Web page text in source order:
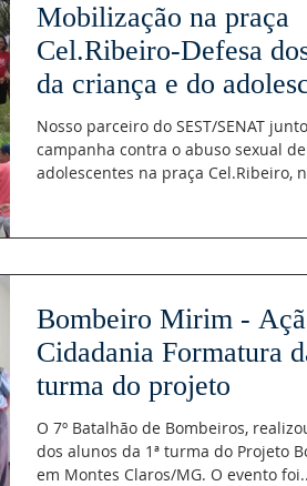
Mobilização na praça
Cel.Ribeiro-Defesa
da criança e do
Nosso parceiro do SEST/SENAT
campanha contra o abuso sexual
adolescentes na praça Cel.Ribeiro,
Bombeiro Mirim -
Cidadania Formatura
turma do projeto
O 7º Batalhão de Bombeiros,
dos alunos da 1ª turma do Projeto
em Montes Claros/MG. O evento